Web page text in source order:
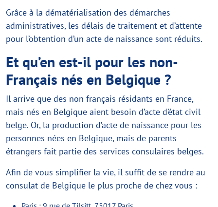
Grâce à la dématérialisation des démarches
administratives, les délais de traitement et d’attente
pour l’obtention d’un acte de naissance sont réduits.
Et qu’en est-il pour les non-
Français nés en Belgique ?
Il arrive que des non français résidants en France,
mais nés en Belgique aient besoin d’acte d’état civil
belge. Or, la production d’acte de naissance pour les
personnes nées en Belgique, mais de parents
étrangers fait partie des services consulaires belges.
Afin de vous simplifier la vie, il suffit de se rendre au
consulat de Belgique le plus proche de chez vous :